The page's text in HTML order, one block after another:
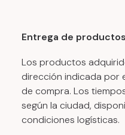
Entrega de productos
Los productos
dirección indicada por
de compra. Los
según la ciudad,
condiciones logísticas.